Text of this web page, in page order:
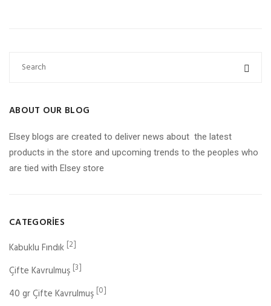
ABOUT OUR BLOG
Elsey blogs are created to deliver news about the latest
products in the store and upcoming trends to the peoples who
are tied with Elsey store
CATEGORIES
Kabuklu Fındık [2]
Çifte Kavrulmuş [3]
40 gr Çifte Kavrulmuş [0]